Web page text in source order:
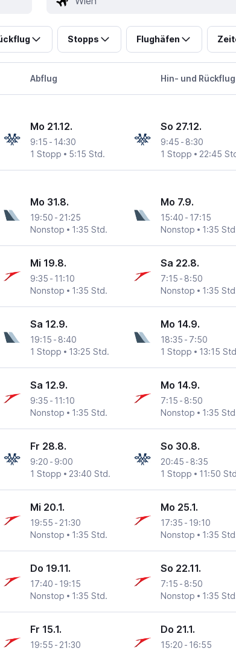
Stopps Flughäfen
Abflug Hin- und Rückflug
Mo 21.12.
9:15 - 14:30
1 Stopp
5:15 Std.
So 27.12.
9:45 - 8:30
1 Stopp
22:45
Mo 31.8.
19:50 - 21:25
Nonstop
1:35 Std.
Mo 7.9.
15:40 - 17:15
Nonstop
1:35
Mi 19.8.
9:35 - 11:10
Nonstop
1:35 Std.
Sa 22.8.
7:15 - 8:50
Nonstop
1:35
Sa 12.9.
19:15 - 8:40
1 Stopp
13:25 Std.
Mo 14.9.
18:35 - 7:50
1 Stopp
13:15
Sa 12.9.
9:35 - 11:10
Nonstop
1:35 Std.
Mo 14.9.
7:15 - 8:50
Nonstop
1:35
Fr 28.8.
9:20 - 9:00
1 Stopp
23:40 Std.
So 30.8.
20:45 - 8:35
1 Stopp
11:50
Mi 20.1.
19:55 - 21:30
Nonstop
1:35 Std.
Mo 25.1.
17:35 - 19:10
Nonstop
1:35
Do 19.11.
17:40 - 19:15
Nonstop
1:35 Std.
So 22.11.
7:15 - 8:50
Nonstop
1:35
Fr 15.1.
19:55 - 21:30
Do 21.1.
15:20 - 16:55